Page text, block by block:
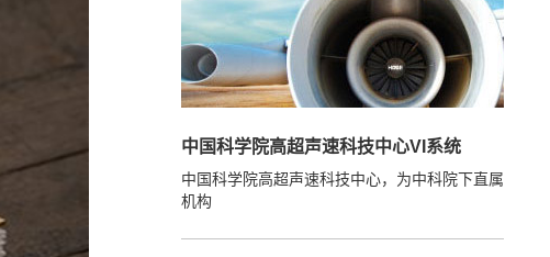
中国科学院高超声速科技中心VI系统
中国科学院高超声速科技中心，为中科院下直属
机构